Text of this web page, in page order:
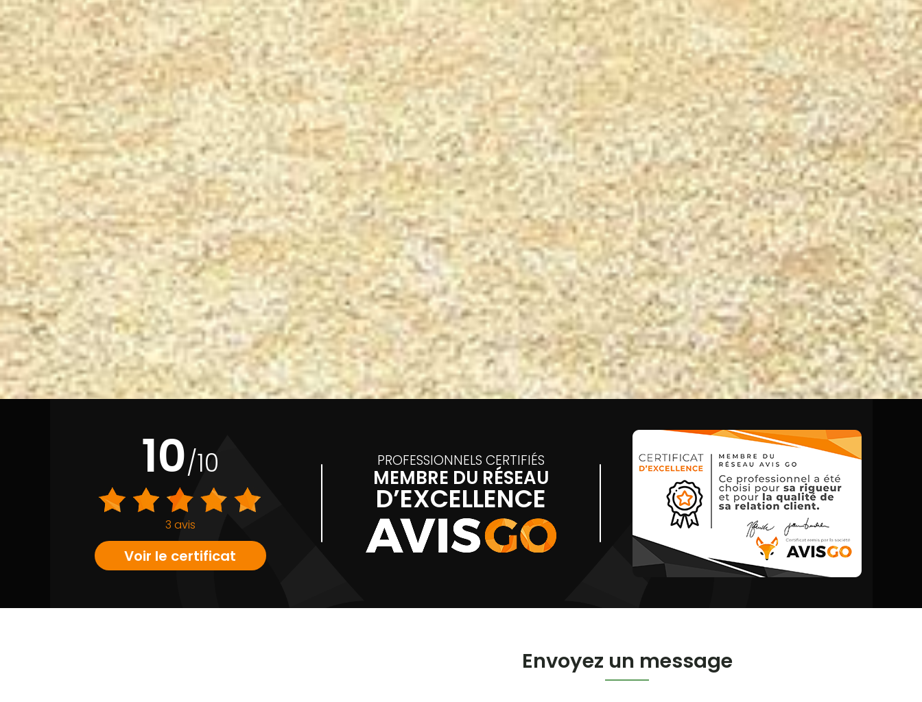
10/10
3 avis
Voir le certificat
PROFESSIONNELS CERTIFIÉS
MEMBRE DU RÉSEAU
D’EXCELLENCE
Envoyez un message